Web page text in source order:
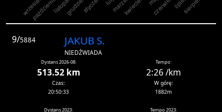
9/5884 JAKUB S.
NIEDŹWIADA
Dystans 2026-08:
513.52 km
Tempo:
2:26 /km
Czas:
20:50:33
W górę:
1882m
Dystans 2023: Tempo 2023: